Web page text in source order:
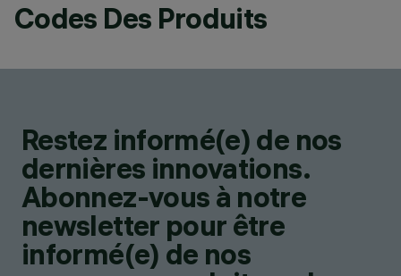
Codes Des Produits
Restez informé(e) de nos
dernières innovations.
Abonnez-vous à notre
newsletter pour être
informé(e) de nos